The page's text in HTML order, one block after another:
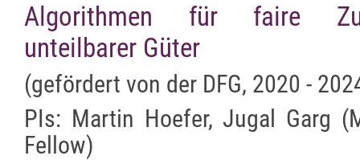
Algorithmen für faire
unteilbarer Güter
(gefördert von der DFG, 2020 -
PIs: Martin Hoefer, Jugal Garg
Fellow)